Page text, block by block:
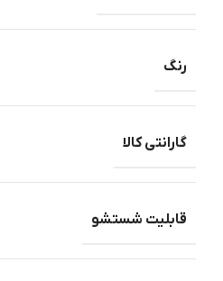
رنگ
گارانتی کالا
قابلیت شستشو